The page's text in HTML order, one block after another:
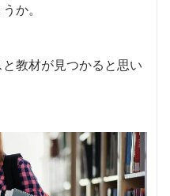
か。
教材が見つかると思い